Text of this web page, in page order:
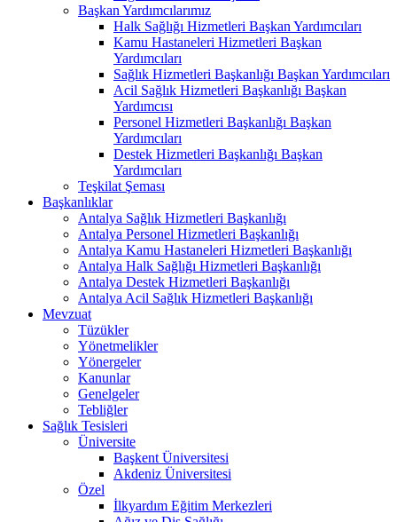
Başkan Yardımcılarımız
Halk Sağlığı Hizmetleri Başkan Yardımcıları
Kamu Hastaneleri Hizmetleri Başkan
Yardımcıları
Sağlık Hizmetleri Başkanlığı Başkan Yardımcıları
Acil Sağlık Hizmetleri Başkanlığı Başkan
Yardımcısı
Personel Hizmetleri Başkanlığı Başkan
Yardımcıları
Destek Hizmetleri Başkanlığı Başkan
Yardımcıları
Teşkilat Şeması
Başkanlıklar
Antalya Sağlık Hizmetleri Başkanlığı
Antalya Personel Hizmetleri Başkanlığı
Antalya Kamu Hastaneleri Hizmetleri Başkanlığı
Antalya Halk Sağlığı Hizmetleri Başkanlığı
Antalya Destek Hizmetleri Başkanlığı
Antalya Acil Sağlık Hizmetleri Başkanlığı
Mevzuat
Tüzükler
Yönetmelikler
Yönergeler
Kanunlar
Genelgeler
Tebliğler
Sağlık Tesisleri
Üniversite
Başkent Üniversitesi
Akdeniz Üniversitesi
Özel
İlkyardım Eğitim Merkezleri